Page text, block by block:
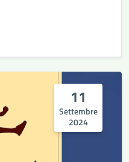
11
Settembre
2024